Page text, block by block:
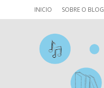
INICIO SOBRE O BLOG